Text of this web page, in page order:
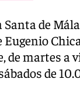
Santa de
Eugenio
de martes a
de